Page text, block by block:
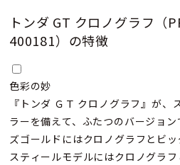
トンダ GT クロノグラフ（
400181）の特徴
色彩の妙
『トンダ ＧＴ クロノグラフ』が、
ラーを備えて、ふたつのバージョ
ズゴールドにはクロノグラフとビ
スティールモデルにはクロノグラ